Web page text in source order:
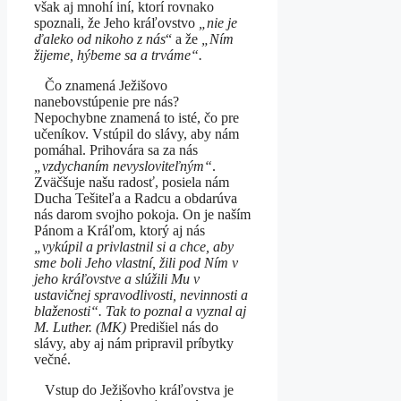
však aj mnohí iní, ktorí rovnako
spoznali, že Jeho kráľovstvo
„nie je
ďaleko od nikoho z nás“ a že
„Ním
žijeme, hýbeme sa a trváme“.
Čo znamená Ježišovo
nanebovstúpenie pre nás?
Nepochybne znamená to isté, čo pre
učeníkov. Vstúpil do slávy, aby nám
pomáhal. Prihovára sa za nás
„vzdychaním nevysloviteľným“.
Zväčšuje našu radosť, posiela nám
Ducha Tešiteľa a Radcu a obdarúva
nás darom svojho pokoja. On je naším
Pánom a Kráľom, ktorý aj nás
„vykúpil a privlastnil si a chce, aby
sme boli Jeho vlastní, žili pod Ním v
jeho kráľovstve a slúžili Mu v
ustavičnej spravodlivosti, nevinnosti a
blaženosti“. Tak to poznal a vyznal aj
M. Luther. (MK) Predišiel nás do
slávy, aby aj nám pripravil príbytky
večné.
Vstup do Ježišovho kráľovstva je